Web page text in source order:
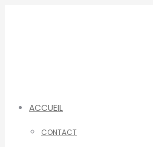
ACCUEIL
CONTACT